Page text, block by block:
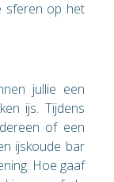
sferen op het
jullie een
ijs. Tijdens
of een
ijskoude bar
Hoe gaaf